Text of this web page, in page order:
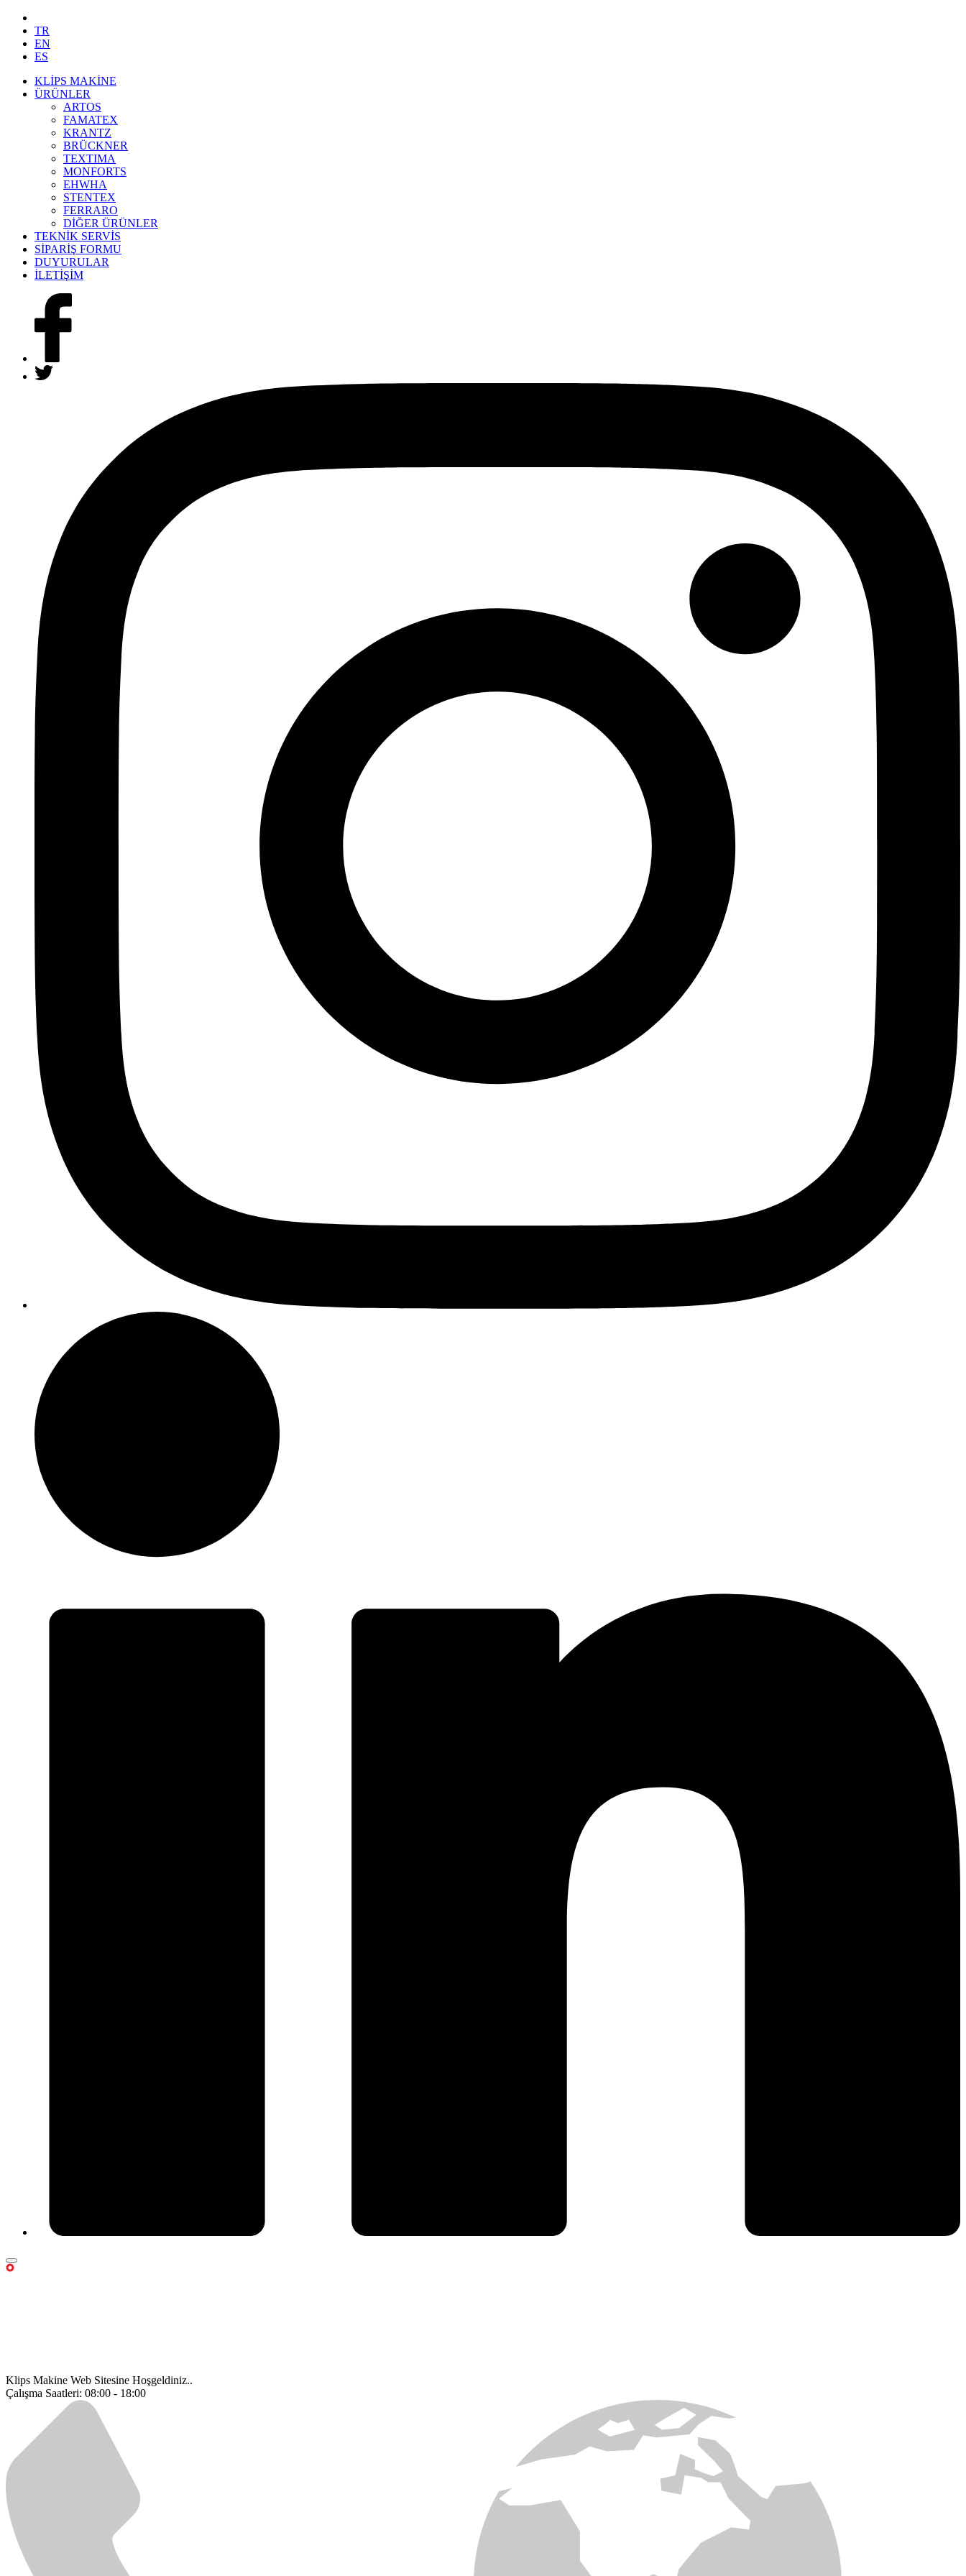
TR
EN
ES
KLİPS MAKİNE
ÜRÜNLER
ARTOS
FAMATEX
KRANTZ
BRÜCKNER
TEXTIMA
MONFORTS
EHWHA
STENTEX
FERRARO
DİĞER ÜRÜNLER
TEKNİK SERVİS
SİPARİŞ FORMU
DUYURULAR
İLETİŞİM
Klips Makine Web Sitesine Hoşgeldiniz..
Çalışma Saatleri: 08:00 - 18:00